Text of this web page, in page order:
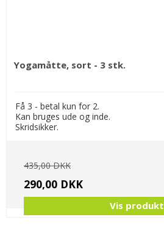
Yogamåtte, sort - 3 stk.
Få 3 - betal kun for 2.
Kan bruges ude og inde.
Skridsikker.
435,00 DKK
290,00 DKK
Vis produkt